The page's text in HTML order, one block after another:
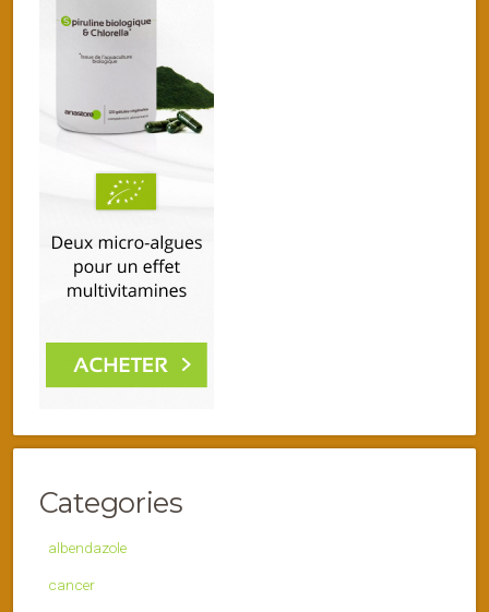
Categories
albendazole
cancer